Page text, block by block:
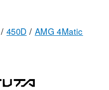
/ 450D / AMG 4Matic